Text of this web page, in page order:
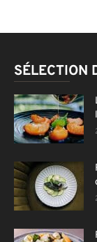
SÉLECTION